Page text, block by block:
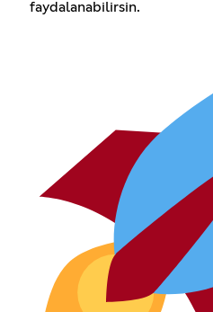
faydalanabilirsin.